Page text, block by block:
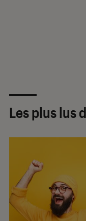
Les plus lus